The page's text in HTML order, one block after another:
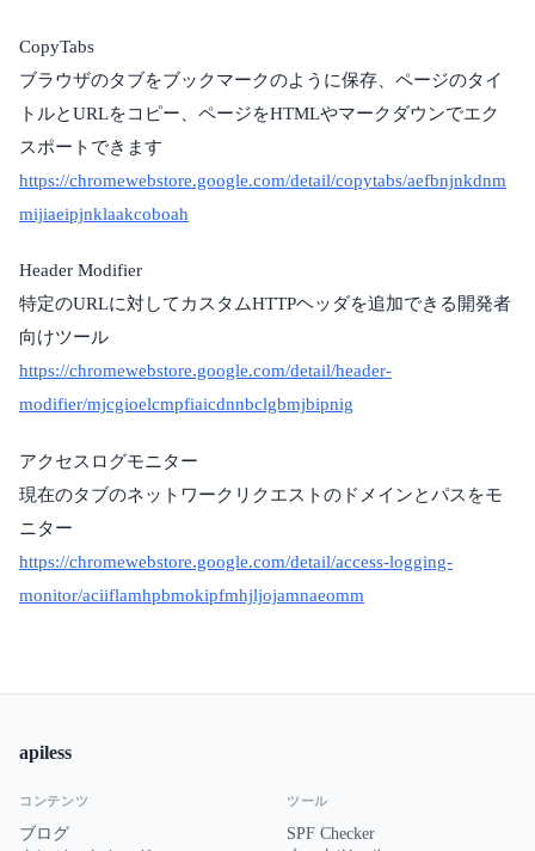
CopyTabs
ブラウザのタブをブックマークのように保存、ページのタイ
トルとURLをコピー、ページをHTMLやマークダウンでエク
スポートできます
https://chromewebstore.google.com/detail/copytabs/aefbnjnkdnm
mijiaeipjnklaakcoboah
Header Modifier
特定のURLに対してカスタムHTTPヘッダを追加できる開発者
向けツール
https://chromewebstore.google.com/detail/header-
modifier/mjcgioelcmpfiaicdnnbclgbmjbipnig
アクセスログモニター
現在のタブのネットワークリクエストのドメインとパスをモ
ニター
https://chromewebstore.google.com/detail/access-logging-
monitor/aciiflamhpbmokipfmhjljojamnaeomm
apiless
コンテンツ
ブログ
ツール
SPF Checker